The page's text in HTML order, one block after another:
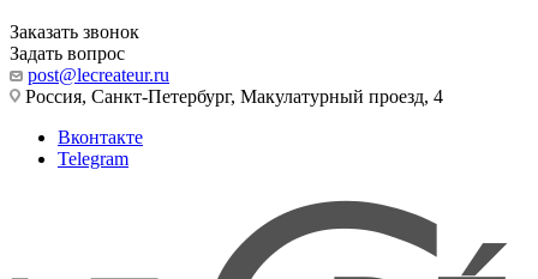
Заказать звонок
Задать вопрос
post@lecreateur.ru
Россия, Санкт-Петербург, Макулатурный проезд, 4
Вконтакте
Telegram